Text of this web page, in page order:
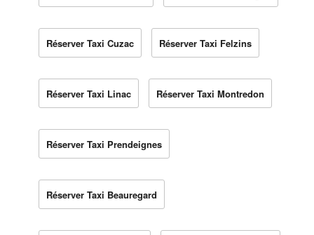
Réserver Taxi Cuzac Réserver Taxi Felzins
Réserver Taxi Linac Réserver Taxi Montredon
Réserver Taxi Prendeignes
Réserver Taxi Beauregard